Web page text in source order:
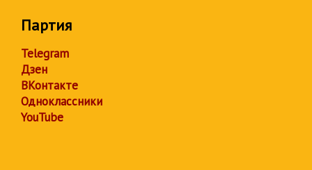
Партия
Telegram
Дзен
ВКонтакте
Одноклассники
YouTube